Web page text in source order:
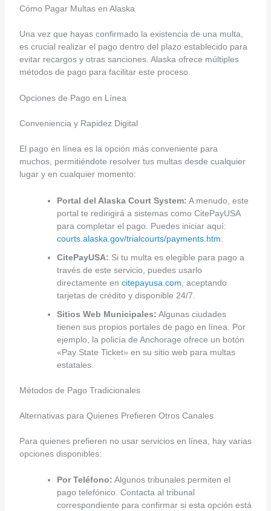
Cómo Pagar Multas en Alaska
Una vez que hayas confirmado la existencia de una multa,
es crucial realizar el pago dentro del plazo establecido para
evitar recargos y otras sanciones. Alaska ofrece múltiples
métodos de pago para facilitar este proceso.
Opciones de Pago en Línea
Conveniencia y Rapidez Digital
El pago en línea es la opción más conveniente para
muchos, permitiéndote resolver tus multas desde cualquier
lugar y en cualquier momento:
Portal del Alaska Court System: A menudo, este
portal te redirigirá a sistemas como CitePayUSA
para completar el pago. Puedes iniciar aquí:
courts.alaska.gov/trialcourts/payments.htm
CitePayUSA: Si tu multa es elegible para pago a
través de este servicio, puedes usarlo
directamente en citepayusa.com , aceptando
tarjetas de crédito y disponible 24/7.
Sitios Web Municipales: Algunas ciudades
tienen sus propios portales de pago en línea. Por
ejemplo, la policía de Anchorage ofrece un botón
«Pay State Ticket» en su sitio web para multas
estatales.
Métodos de Pago Tradicionales
Alternativas para Quienes Prefieren Otros Canales
Para quienes prefieren no usar servicios en línea, hay varias
opciones disponibles:
Por Teléfono: Algunos tribunales permiten el
pago telefónico. Contacta al tribunal
correspondiente para confirmar si esta opción está